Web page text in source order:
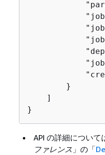
        }
    ]
}
API の詳細について
ファレンス 」の「